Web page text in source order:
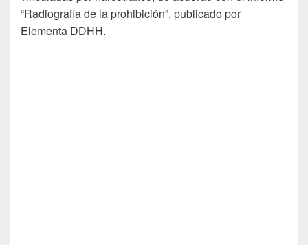
“Radiografía de la prohibición”, publicado por
Elementa DDHH.